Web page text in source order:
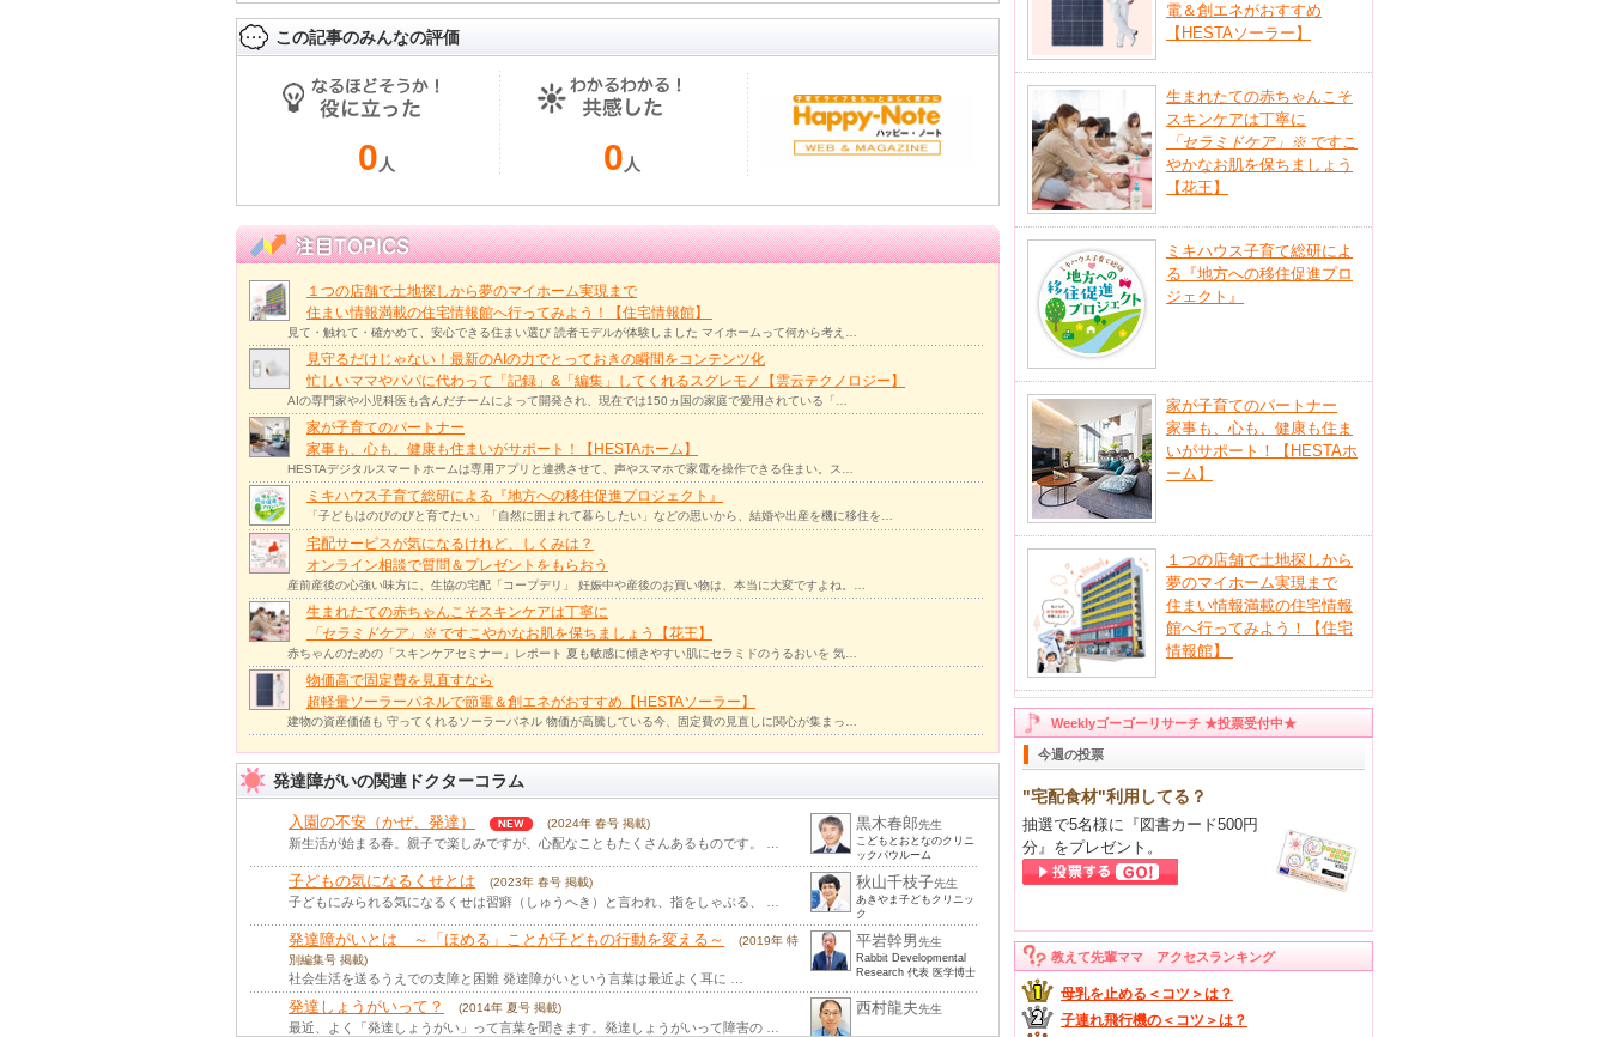
この記事のみんなの評価
0 人 0 人
１つの店舗で土地探しから夢のマイホーム実現まで
住まい情報満載の住宅情報館へ行ってみよう！【住宅情報館】
見て・触れて・確かめて、安心できる住まい選び 読者モデルが体験しました マイホームって何から考え…
見守るだけじゃない！最新のAIの力でとっておきの瞬間をコンテンツ化
忙しいママやパパに代わって「記録」&「編集」してくれるスグレモノ【雲云テクノロジー】
AIの専門家や小児科医も含んだチームによって開発され、現在では150ヵ国の家庭で愛用されている「…
家が子育てのパートナー
家事も、心も、健康も住まいがサポート！【HESTAホーム】
HESTAデジタルスマートホームは専用アプリと連携させて、声やスマホで家電を操作できる住まい。ス…
ミキハウス子育て総研による『地方への移住促進プロジェクト』
「子どもはのびのびと育てたい」「自然に囲まれて暮らしたい」などの思いから、結婚や出産を機に移住を…
宅配サービスが気になるけれど、しくみは？
オンライン相談で質問＆プレゼントをもらおう
産前産後の心強い味方に、生協の宅配「コープデリ」 妊娠中や産後のお買い物は、本当に大変ですよね。…
生まれたての赤ちゃんこそスキンケアは丁寧に
「セラミドケア」 ※ですこやかなお肌を保ちましょう【花王】
赤ちゃんのための「スキンケアセミナー」レポート 夏も敏感に傾きやすい肌にセラミドのうるおいを 気…
物価高で固定費を見直すなら
超軽量ソーラーパネルで節電＆創エネがおすすめ【HESTAソーラー】
建物の資産価値も 守ってくれるソーラーパネル 物価が高騰している今、固定費の見直しに関心が集まっ…
発達障がいの関連ドクターコラム
黒木春郎先生
こどもとおとなのクリニ
ックパウルーム
入園の不安（かぜ、発達） (2024年 春号 掲載)
新生活が始まる春。親子で楽しみですが、心配なこともたくさんあるものです。 …
秋山千枝子先生
あきやま子どもクリニッ
ク
子どもの気になるくせとは (2023年 春号 掲載)
子どもにみられる気になるくせは習癖（しゅうへき）と言われ、指をしゃぶる、 …
平岩幹男先生
Rabbit Developmental
Research 代表 医学博士
発達障がいとは ～「ほめる」ことが子どもの行動を変える～
(2019年 特
別編集号 掲載)
社会生活を送るうえでの支障と困難 発達障がいという言葉は最近よく耳に …
西村龍夫先生
発達しょうがいって？ (2014年 夏号 掲載)
最近、よく「発達しょうがい」って言葉を聞きます。発達しょうがいって障害の …
電＆創エネがおすすめ
【HESTAソーラー】
生まれたての赤ちゃんこそ
スキンケアは丁寧に
「セラミドケア」 ※ ですこ
やかなお肌を保ちましょう
【花王】
ミキハウス子育て総研によ
る『地方への移住促進プロ
ジェクト』
家が子育てのパートナー
家事も、心も、健康も住ま
いがサポート！【HESTAホ
ーム】
１つの店舗で土地探しから
夢のマイホーム実現まで
住まい情報満載の住宅情報
館へ行ってみよう！【住宅
情報館】
Weeklyゴーゴーリサーチ ★投票受付中★
今週の投票
"宅配食材"利用してる？
抽選で5名様に『図書カード500円
分』をプレゼント。
教えて先輩ママ アクセスランキング
母乳を止める＜コツ＞は？
子連れ飛行機の＜コツ＞は？